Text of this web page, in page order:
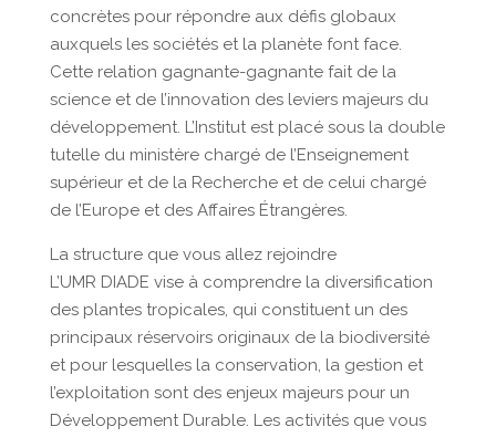
concrètes pour répondre aux défis globaux
auxquels les sociétés et la planète font face.
Cette relation gagnante-gagnante fait de la
science et de l’innovation des leviers majeurs du
développement. L’Institut est placé sous la double
tutelle du ministère chargé de l’Enseignement
supérieur et de la Recherche et de celui chargé
de l’Europe et des Affaires Étrangères.
La structure que vous allez rejoindre
L’UMR DIADE vise à comprendre la diversification
des plantes tropicales, qui constituent un des
principaux réservoirs originaux de la biodiversité
et pour lesquelles la conservation, la gestion et
l’exploitation sont des enjeux majeurs pour un
Développement Durable. Les activités que vous